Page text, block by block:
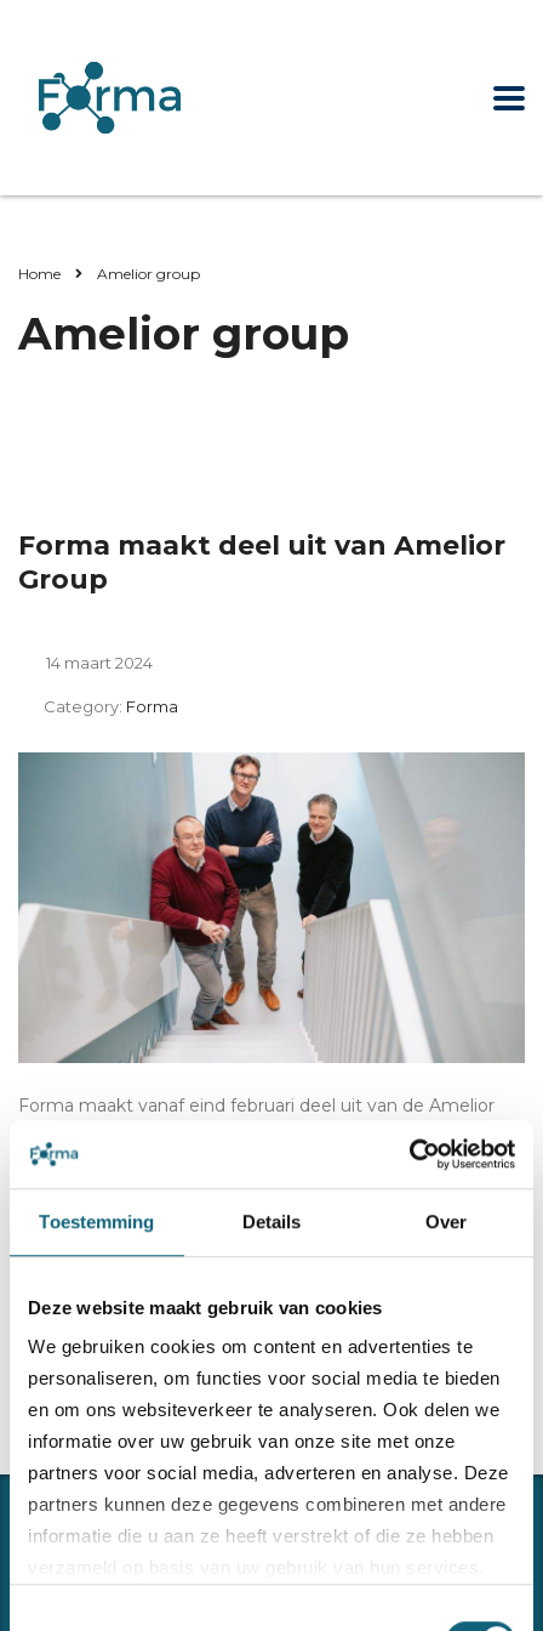
Toestemming Details Over
Deze website maakt gebruik van cookies
We gebruiken cookies om content en advertenties te
personaliseren, om functies voor social media te bieden
en om ons websiteverkeer te analyseren. Ook delen we
informatie over uw gebruik van onze site met onze
partners voor social media, adverteren en analyse. Deze
partners kunnen deze gegevens combineren met andere
informatie die u aan ze heeft verstrekt of die ze hebben
verzameld op basis van uw gebruik van hun services.
Home Amelior group
Amelior group
Forma maakt deel uit van Amelior
Group
14 maart 2024
Category: Forma
Forma maakt vanaf eind februari deel uit van de Amelior
Group. Hiermee bundelen we de krachten op vlak van
operational excellence, kwaliteit, veiligheid, milieu, energie